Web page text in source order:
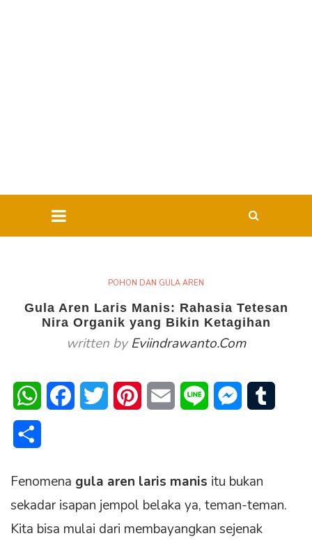
POHON DAN GULA AREN
Gula Aren Laris Manis: Rahasia Tetesan
Nira Organik yang Bikin Ketagihan
written byEviindrawanto.com
WhatsAppFacebookTwitter PinterestEmail Line Messenger
Fenomena gula aren laris manis itu bukan
sekadar isapan jempol belaka ya, teman-teman.
Kita bisa mulai dari membayangkan sejenak